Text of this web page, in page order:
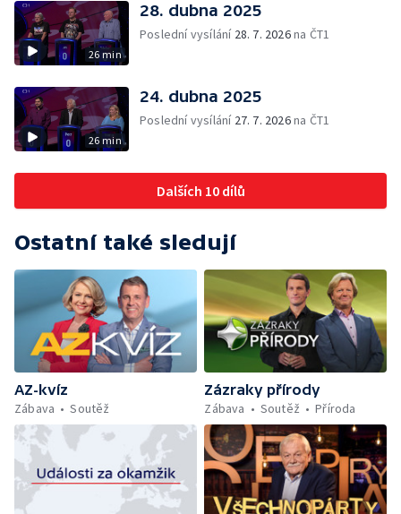
26 min
28. dubna 2025
Poslední vysílání 28. 7. 2026na ČT1
26 min
24. dubna 2025
Poslední vysílání 27. 7. 2026na ČT1
Dalších 10 dílů
Ostatní také sledují
AZ-kvíz
Zábava
Soutěž
Zázraky přírody
Zábava
Soutěž Příroda